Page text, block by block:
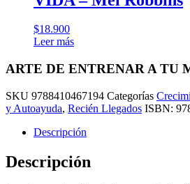
$18.900
Leer más
ARTE DE ENTRENAR A TU
SKU 9788410467194 Categorías
y Autoayuda, Recién Llegados ISBN:
Descripción
Descripción